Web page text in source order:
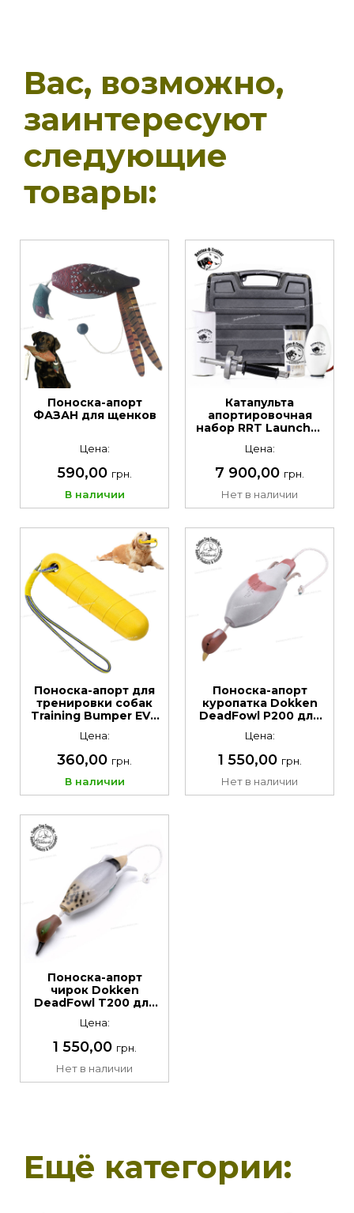
Вас, возможно,
заинтересуют
следующие
товары:
Поноска-апорт
ФАЗАН для щенков
Цена:
590,00 грн.
В наличии
Катапульта
апортировочная
набор RRT Launcher
Цена:
7 900,00 грн.
Нет в наличии
Поноска-апорт для
тренировки собак
Training Bumper EVA
Цена:
360,00 грн.
В наличии
Поноска-апорт
куропатка Dokken
DeadFowl P200 для
Цена:
1 550,00 грн.
Нет в наличии
Поноска-апорт
чирок Dokken
DeadFowl T200 для
Цена:
1 550,00 грн.
Нет в наличии
Ещё категории: